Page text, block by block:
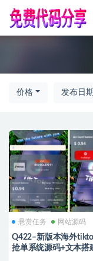
价格 发布日期
悬赏任务 网站源码
Q422–新版本海外
抢单系统源码+文本搭